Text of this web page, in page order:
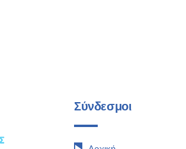
Σύνδεσμοι